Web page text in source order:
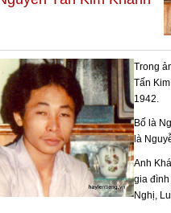
Trong
Tấn
1942.
Bố là
là
Anh
gia đình
Nghị,